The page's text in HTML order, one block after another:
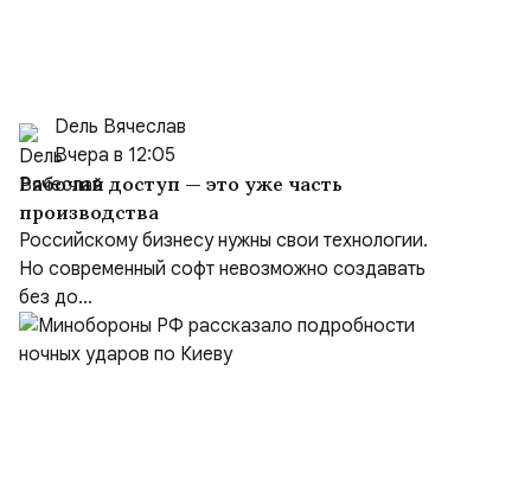
Dель Вячеслав
Вчера в 12:05
Рабочий доступ — это уже часть
производства
Российскому бизнесу нужны свои технологии.
Но современный софт невозможно создавать
без до...